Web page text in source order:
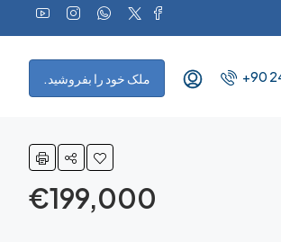
+90 ملک خود را بفروشید.
€199,000